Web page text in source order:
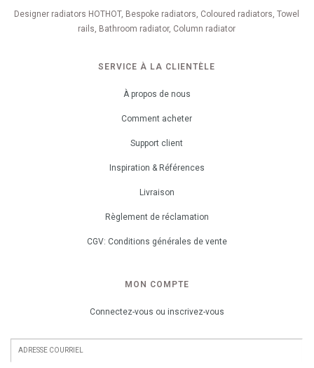
Designer radiators HOTHOT, Bespoke radiators, Coloured radiators, Towel
rails, Bathroom radiator, Column radiator
SERVICE À LA CLIENTÈLE
À propos de nous
Comment acheter
Support client
Inspiration & Références
Livraison
Règlement de réclamation
CGV: Conditions générales de vente
MON COMPTE
Connectez-vous ou inscrivez-vous